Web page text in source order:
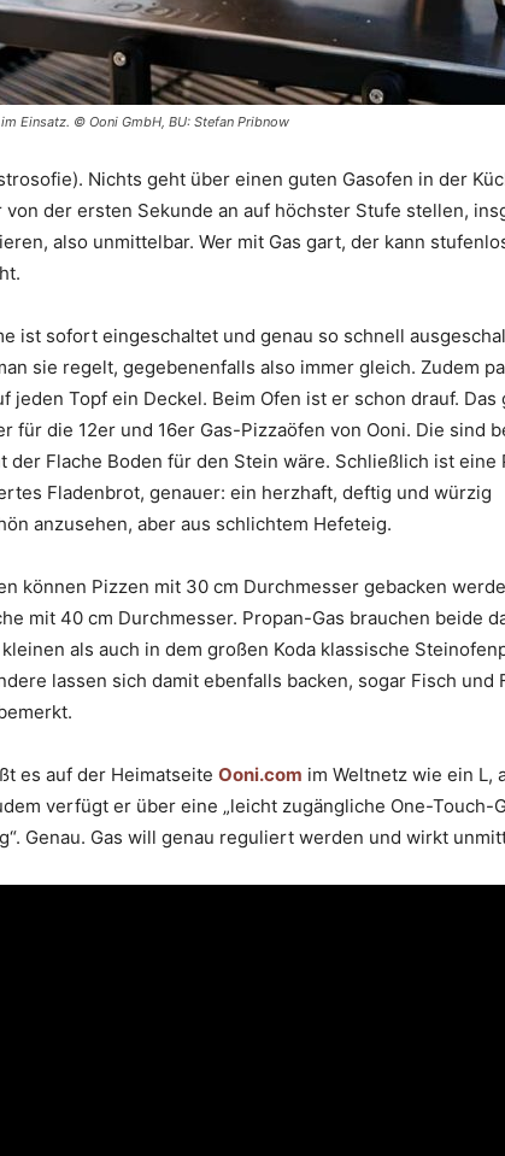
Einsatz. © Ooni GmbH, BU: Stefan Pribnow
Nichts geht über einen guten Gasofen in der
der ersten Sekunde an auf höchster Stufe stellen,
also unmittelbar. Wer mit Gas gart, der kann
ist sofort eingeschaltet und genau so schnell
sie regelt, gegebenenfalls also immer gleich. Zudem
jeden Topf ein Deckel. Beim Ofen ist er schon drauf. Das
für die 12er und 16er Gas-Pizzaöfen von Ooni. Die sind
der Flache Boden für den Stein wäre. Schließlich ist eine
Fladenbrot, genauer: ein herzhaft, deftig und würzig
anzusehen, aber aus schlichtem Hefeteig.
können Pizzen mit 30 cm Durchmesser gebacken
mit 40 cm Durchmesser. Propan-Gas brauchen beide
als auch in dem großen Koda klassische
lassen sich damit ebenfalls backen, sogar Fisch und
es auf der Heimatseite Ooni.com im Weltnetz wie ein L,
verfügt er über eine „leicht zugängliche One-Touch-
Genau. Gas will genau reguliert werden und wirkt